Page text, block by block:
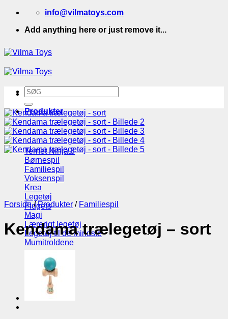
Fortsæt
indhold
info@vilmatoys.com
Add anything here or just remove it...
Produkter
Ternet Ninja 3
Børnespil
Familiespil
Voksenspil
Krea
Legetøj
Fidgets
Magi
Lærerigt legetøj
Legetøj til de mindste
Mumitroldene
Søg
efter:
Forside / Produkter / Familiespil
Kendama trælegetøj – sort